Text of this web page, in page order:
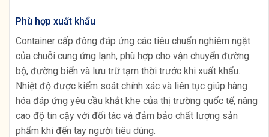
Phù hợp xuất khẩu
Container cấp đông đáp ứng các tiêu chuẩn nghiêm ngặt
của chuỗi cung ứng lạnh, phù hợp cho vận chuyển đường
bộ, đường biển và lưu trữ tạm thời trước khi xuất khẩu.
Nhiệt độ được kiểm soát chính xác và liên tục giúp hàng
hóa đáp ứng yêu cầu khắt khe của thị trường quốc tế, nâng
cao độ tin cậy với đối tác và đảm bảo chất lượng sản
phẩm khi đến tay người tiêu dùng.